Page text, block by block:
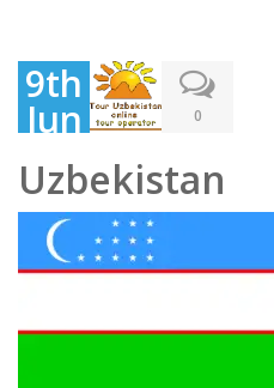
9th
Jun
202
0
0
Uzbekistan